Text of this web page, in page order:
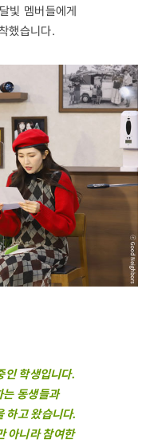
빛 멤버들에게
했습니다.
인 학생입니다.
는 동생들과
하고 왔습니다.
아니라 참여한